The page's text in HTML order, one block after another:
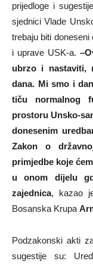
prijedloge i
sjednici Vlade
trebaju biti
i uprave USK-a.–
ubrzo i nastaviti,
dana. Mi smo i
tiču normalnog
prostoru Unsko-
donesenim
Zakon o
primjedbe koje
u onom dijelu
zajednica, kazao
Bosanska Krupa
Podzakonski akti
sugestije su: